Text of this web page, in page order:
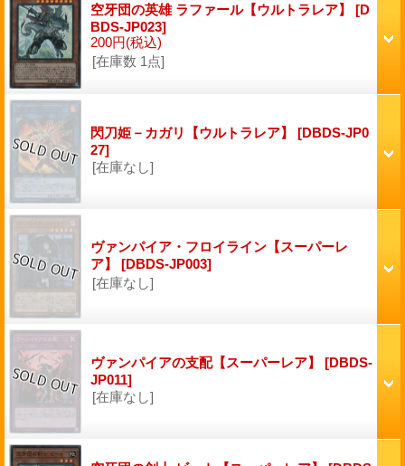
空牙団の英雄 ラファール【ウルトラレア】 [D
BDS-JP023]
200円(税込)
[在庫数 1点]
閃刀姫－カガリ【ウルトラレア】 [DBDS-JP0
27]
[在庫なし]
ヴァンパイア・フロイライン【スーパーレ
ア】 [DBDS-JP003]
[在庫なし]
ヴァンパイアの支配【スーパーレア】 [DBDS-
JP011]
[在庫なし]